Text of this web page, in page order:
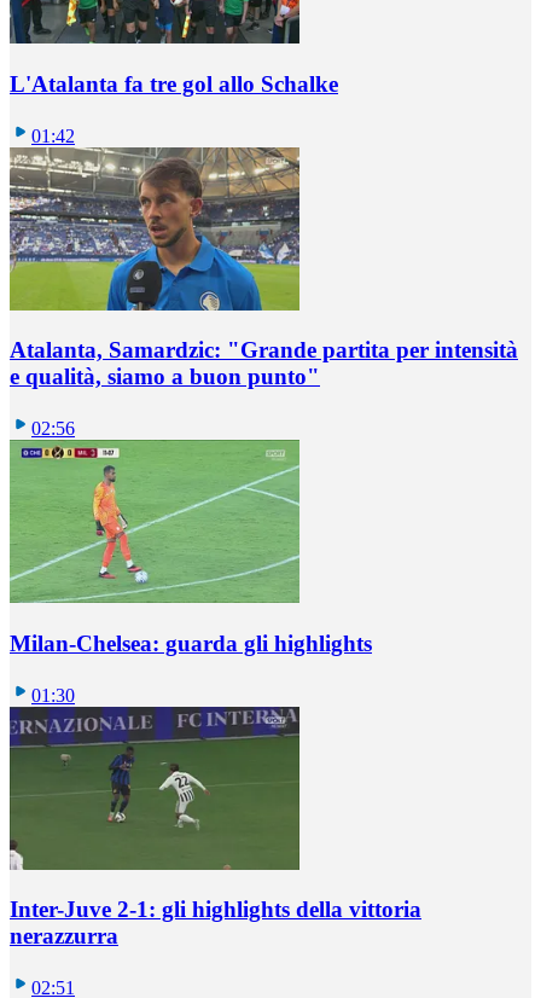
L'Atalanta fa tre gol allo Schalke
01:42
Atalanta, Samardzic: "Grande partita per intensità
e qualità, siamo a buon punto"
02:56
Milan-Chelsea: guarda gli highlights
01:30
Inter-Juve 2-1: gli highlights della vittoria
nerazzurra
02:51